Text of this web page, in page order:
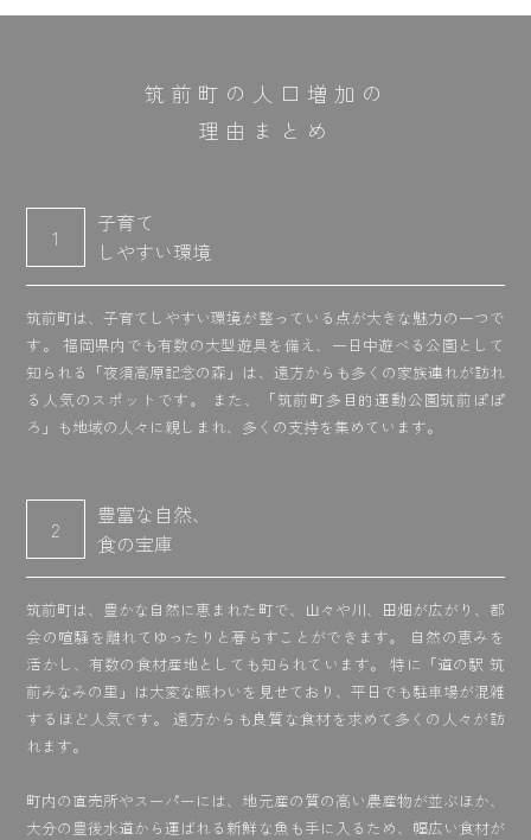
筑前町の人口増加の
理由まとめ
1
子育て
しやすい環境
筑前町は、子育てしやすい環境が整っている点が大きな魅力の一つで
す。 福岡県内でも有数の大型遊具を備え、一日中遊べる公園として
知られる「夜須高原記念の森」は、遠方からも多くの家族連れが訪れ
る人気のスポットです。 また、「筑前町多目的運動公園筑前ぽぽ
ろ」も地域の人々に親しまれ、多くの支持を集めています。
2
豊富な自然、
食の宝庫
筑前町は、豊かな自然に恵まれた町で、山々や川、田畑が広がり、都
会の喧騒を離れてゆったりと暮らすことができます。 自然の恵みを
活かし、有数の食材産地としても知られています。 特に「道の駅 筑
前みなみの里」は大変な賑わいを見せており、平日でも駐車場が混雑
するほど人気です。 遠方からも良質な食材を求めて多くの人々が訪
れます。
町内の直売所やスーパーには、地元産の質の高い農産物が並ぶほか、
大分の豊後水道から運ばれる新鮮な魚も手に入るため、幅広い食材が